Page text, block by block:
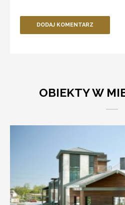
DODAJ KOMENTARZ
OBIEKTY W